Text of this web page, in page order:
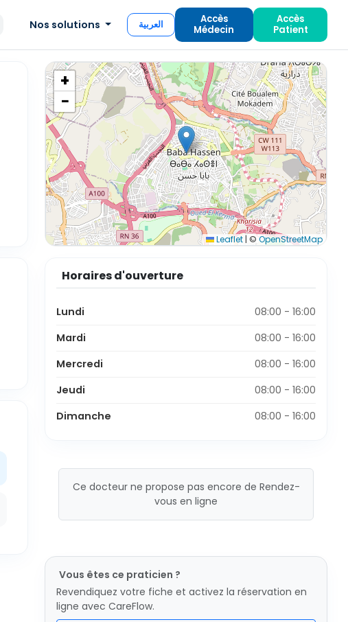
Nos solutions العربية
Accès
Médecin
Accès
Patient
+
−
Leaflet | © OpenStreetMap
Horaires d'ouverture
Lundi
08:00 - 16:00
Mardi
08:00 - 16:00
Mercredi
08:00 - 16:00
Jeudi
08:00 - 16:00
Dimanche
08:00 - 16:00
Ce docteur ne propose pas encore de Rendez-
vous en ligne
Vous êtes ce praticien ?
Revendiquez votre fiche et activez la réservation en
ligne avec CareFlow.